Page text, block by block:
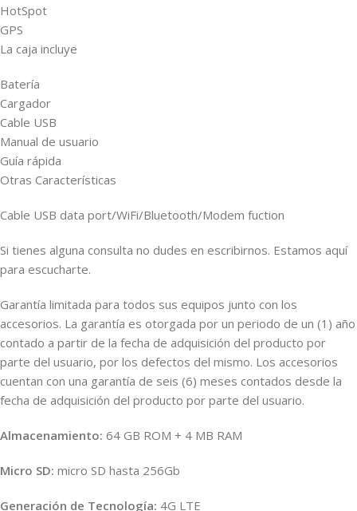
HotSpot
GPS
La caja incluye
Batería
Cargador
Cable USB
Manual de usuario
Guía rápida
Otras Características
Cable USB data port/WiFi/Bluetooth/Modem fuction
Si tienes alguna consulta no dudes en escribirnos. Estamos aquí
para escucharte.
Garantía limitada para todos sus equipos junto con los
accesorios. La garantía es otorgada por un periodo de un (1) año
contado a partir de la fecha de adquisición del producto por
parte del usuario, por los defectos del mismo. Los accesorios
cuentan con una garantía de seis (6) meses contados desde la
fecha de adquisición del producto por parte del usuario.
Almacenamiento: 64 GB ROM + 4 MB RAM
Micro SD: micro SD hasta 256Gb
Generación de Tecnología: 4G LTE